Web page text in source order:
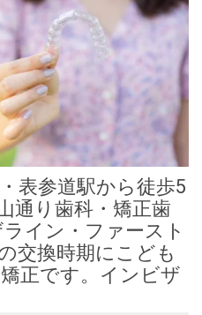
表参道駅から徒歩5
通り歯科・矯正歯
イン・ファースト
交換時期にこども
正です。インビザ